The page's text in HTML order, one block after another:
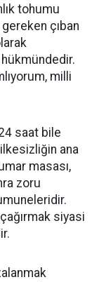
tohumu
çıban
milli
saat bile
ana
masası,
zoru
siyasi